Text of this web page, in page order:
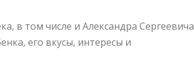
в том числе и Александра Сергеевича
его вкусы, интересы и